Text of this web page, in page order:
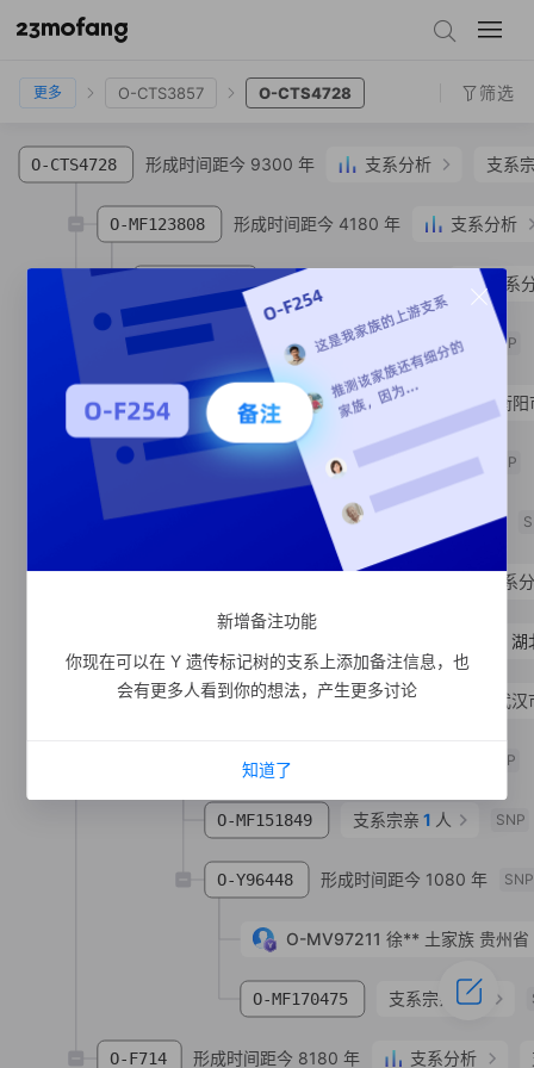
O-F2320
更多 O-CTS3857 O-CTS4728 筛选
O-CTS4728 形成时间距今 9300 年 支系分析 支系
O-MF123808 形成时间距今 4180 年 支系分析
O-F714 形成时间距今 8180 年 支系分析
形成时间距今 2680 年 支系
支系
O-MF900523 形成时间距今 1370 年 SNP
O-MV148696 形成时间距今 1370 年 SNP
湖
O-MF141516 SNP
O-MF900534周**汉族 湖南省 衡
形成时间距今 1070 年
O-MF347236任** 汉族 湖北省 武
O-MF151849 支系宗亲 1 人 SNP
O-Y96448 形成时间距今 1080 年 SNP
O-MV97211 徐** 土家族 贵州
O-MF170475 支系宗亲 1人
新增备注功能
你现在可以在 Y 遗传标记树的支系上添加备注信息，也
会有更多人看到你的想法，产生更多讨论
知道了